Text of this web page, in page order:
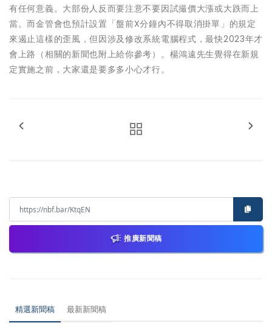
有任何意義。大部份人反而要注意不要因試撮價大漲或大跌而上
當。而金管會也預計設置「盤前X分鐘內不得取消掛單」的規定
來遏止這樣的歪風，但因涉及修改系統電腦程式，最快2023年才
會上路（相關的新聞也附上給你參考）。楊鴻遠先生覺得在新規
定實施之前，大家還是要多多小心才行。
推廣新聞稿
精選新聞稿 最新新聞稿